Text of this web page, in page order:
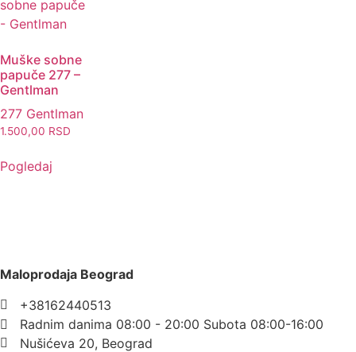
Muške sobne
papuče 277 –
Gentlman
277 Gentlman
1.500,00 RSD
Pogledaj
Maloprodaja Beograd
+38162440513
Radnim danima 08:00 - 20:00 Subota 08:00-16:00
Nušićeva 20, Beograd